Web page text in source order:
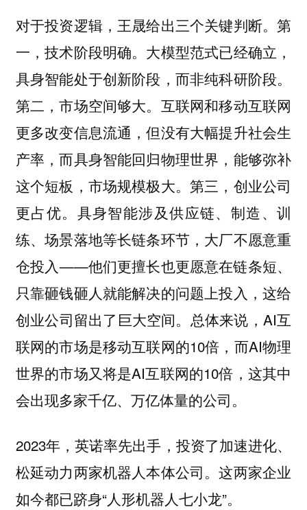
对于投资逻辑，王晟给出三个关键判断。第
一，技术阶段明确。大模型范式已经确立，
具身智能处于创新阶段，而非纯科研阶段。
第二，市场空间够大。互联网和移动互联网
更多改变信息流通，但没有大幅提升社会生
产率，而具身智能回归物理世界，能够弥补
这个短板，市场规模极大。第三，创业公司
更占优。具身智能涉及供应链、制造、训
练、场景落地等长链条环节，大厂不愿意重
仓投入——他们更擅长也更愿意在链条短、
只靠砸钱砸人就能解决的问题上投入，这给
创业公司留出了巨大空间。总体来说，AI互
联网的市场是移动互联网的10倍，而AI物理
世界的市场又将是AI互联网的10倍，这其中
会出现多家千亿、万亿体量的公司。
2023年，英诺率先出手，投资了加速进化、
松延动力两家机器人本体公司。这两家企业
如今都已跻身“人形机器人七小龙”。